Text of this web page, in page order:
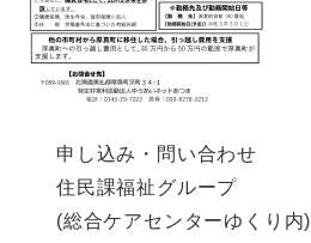
申し込み・問い合わせ
住民課福祉グループ
(総合ケアセンターゆくり内)